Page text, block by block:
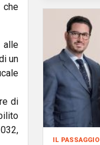
alle
un
di
il passaggio